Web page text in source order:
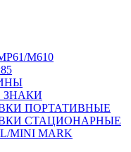
M610
ПОРТАТИВНЫЕ
СТАЦИОНАРНЫЕ
MINI MARK